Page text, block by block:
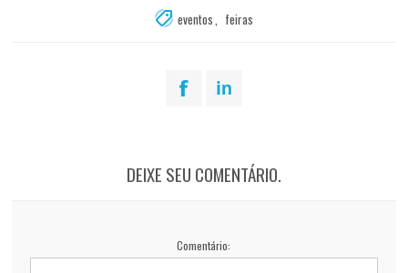
eventos feiras
DEIXE SEU COMENTÁRIO.
Comentário: